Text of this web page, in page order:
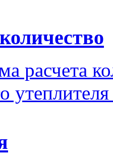
расчета
утеплителя